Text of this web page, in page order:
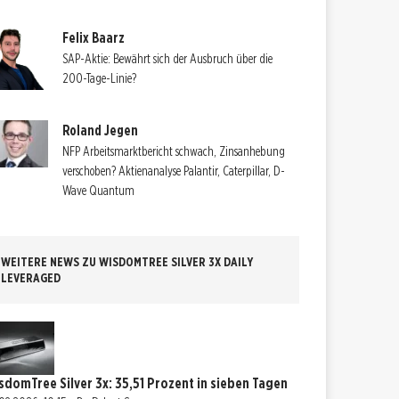
Felix Baarz
SAP-Aktie: Bewährt sich der Ausbruch über die
200-Tage-Linie?
Roland Jegen
NFP Arbeitsmarktbericht schwach, Zinsanhebung
verschoben? Aktienanalyse Palantir, Caterpillar, D-
Wave Quantum
WEITERE NEWS ZU WISDOMTREE SILVER 3X DAILY
LEVERAGED
Silver 3x: 35,51 Prozent in sieben Tagen